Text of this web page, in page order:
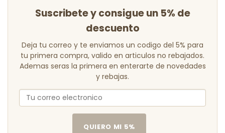
Suscribete y consigue un 5% de
descuento
Deja tu correo y te enviamos un codigo del 5% para
tu primera compra, valido en articulos no rebajados.
Ademas seras la primera en enterarte de novedades
y rebajas.
QUIERO MI 5%